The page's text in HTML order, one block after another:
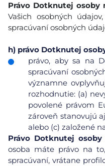
Právo Dotknutej osoby
Vašich osobných
spracúvaní osobných
h) právo Dotknutej
právo, aby sa na
spracúvaní
významne
rozhodnutie: (a)
povolené právom
zároveň stanovujú
alebo (c) založené
Právo Dotknutej
osoba máte právo na
spracúvaní, vrátane